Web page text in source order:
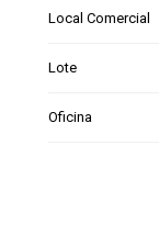
Local Comercial
Lote
Oficina